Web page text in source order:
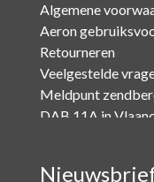
Algemene
Aeron
Retourneren
Veelgestelde
Meldpunt
DAB 11A in